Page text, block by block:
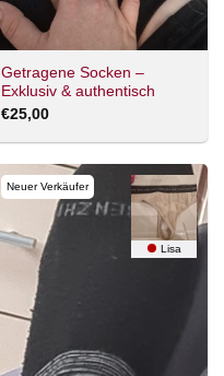
Getragene Socken –
Exklusiv & authentisch
€25,00
Neuer Verkäufer
Lisa